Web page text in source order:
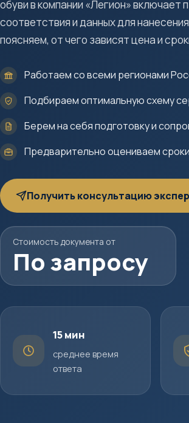
обуви в компании «Легион»
соответствия и данных для
поясняем, от чего зависят цена и
Работаем со всеми регионами
Подбираем оптимальную схему
Берем на себя подготовку и
Предварительно оцениваем
Получить консультацию
Стоимость документа от
По запросу
15 мин
среднее время
ответа